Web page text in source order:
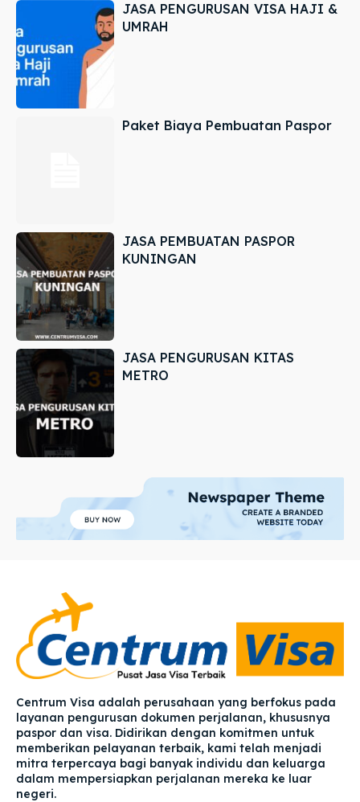
JASA PENGURUSAN VISA HAJI &
UMRAH
Paket Biaya Pembuatan Paspor
JASA PEMBUATAN PASPOR
KUNINGAN
JASA PENGURUSAN KITAS
METRO
Centrum Visa adalah perusahaan yang berfokus pada
layanan pengurusan dokumen perjalanan, khususnya
paspor dan visa. Didirikan dengan komitmen untuk
memberikan pelayanan terbaik, kami telah menjadi
mitra terpercaya bagi banyak individu dan keluarga
dalam mempersiapkan perjalanan mereka ke luar
negeri.